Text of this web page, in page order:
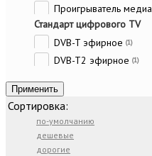
Проигрыватель медиа
Стандарт цифрового TV
DVB-T эфирное (1)
DVB-T2 эфирное (1)
Применить
Сортировка:
по-умолчанию
дешевые
дорогие